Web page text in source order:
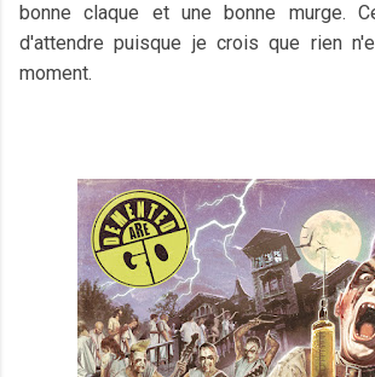
bonne claque et une bonne murge.
d'attendre puisque je crois que rien
moment.